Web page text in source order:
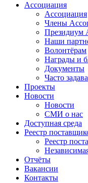
Ассоциация
Ассоциация
Члены
Президиум
Наши
Волонтёрам
Награды и
Документы
Часто
Проекты
Новости
Новости
СМИ о нас
Доступная среда
Реестр
Реестр
Отчёты
Вакансии
Контакты